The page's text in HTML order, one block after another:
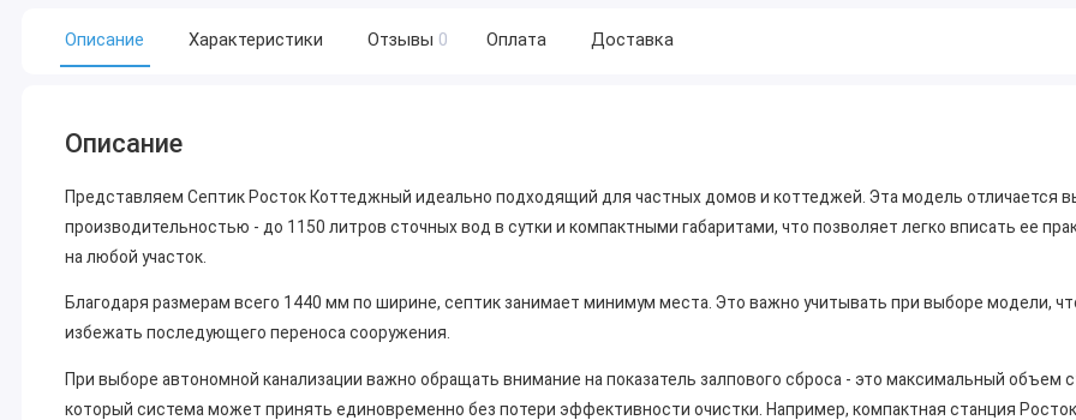
Описание Характеристики Отзывы 0 Оплата Доставка
Описание
Представляем Септик Росток Коттеджный идеально подходящий для частных домов и коттеджей. Эта модель отличается
производительностью - до 1150 литров сточных вод в сутки и компактными габаритами, что позволяет легко вписать ее
на любой участок.
Благодаря размерам всего 1440 мм по ширине, септик занимает минимум места. Это важно учитывать при выборе модели,
избежать последующего переноса сооружения.
При выборе автономной канализации важно обращать внимание на показатель залпового сброса - это максимальный объем
который система может принять единовременно без потери эффективности очистки. Например, компактная станция Росток